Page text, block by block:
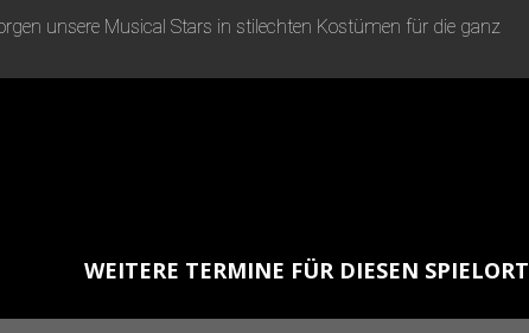
unsere Musical Stars in stilechten Kostümen für die ganz
WEITERE TERMINE FÜR DIESEN SPIELORT